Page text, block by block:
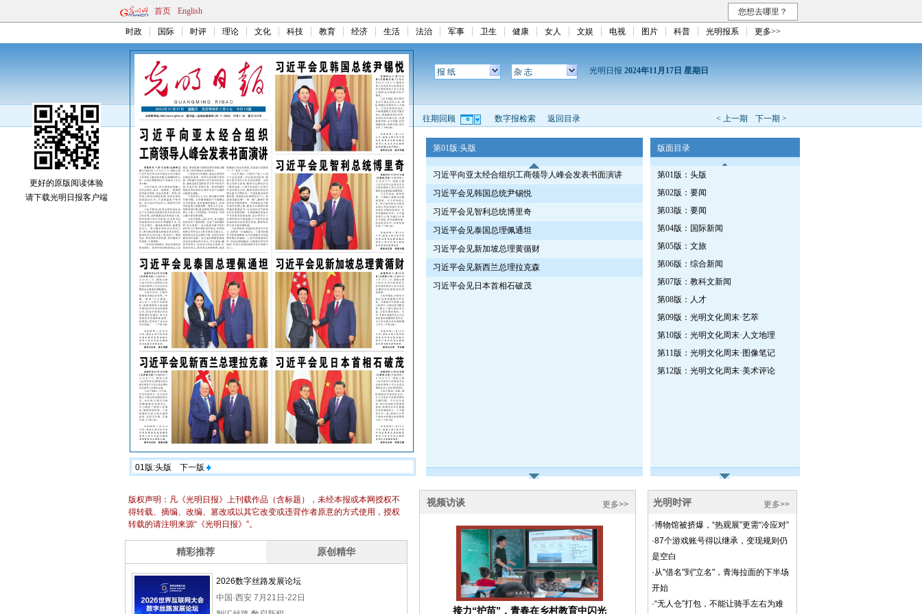
首页 English 您想去哪里？
时政 国际 时评 理论 文化 科技 教育 经济 生活 法治 军事 卫生 健康 女人 文娱 电视 图片 科普 光明报系 更多>>
01版:头版 下一版
报 纸 杂 志 光明日报 2024年11月17日 星期日
< 上一期 下一期 >
往期回顾 数字报检索 返回目录
第01版:头版
习近平向亚太经合组织工商领导人峰会发表书面演讲
习近平会见韩国总统尹锡悦
习近平会见智利总统博里奇
习近平会见泰国总理佩通坦
习近平会见新加坡总理黄循财
习近平会见新西兰总理拉克森
习近平会见日本首相石破茂
版面目录
第01版：头版
第02版：要闻
第03版：要闻
第04版：国际新闻
第05版：文旅
第06版：综合新闻
第07版：教科文新闻
第08版：人才
第09版：光明文化周末·艺萃
第10版：光明文化周末·人文地理
第11版：光明文化周末·图像笔记
第12版：光明文化周末·美术评论
更好的原版阅读体验
请下载光明日报客户端